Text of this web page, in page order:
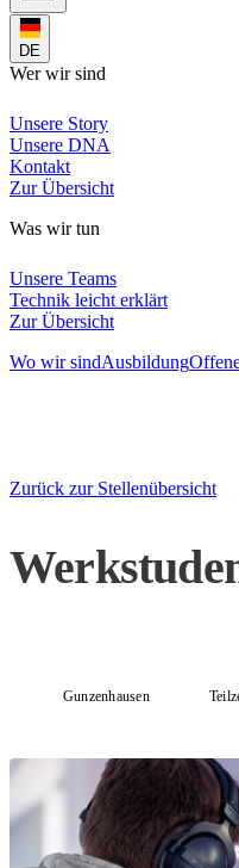
DE
Wer wir sind
Unsere Story
Unsere DNA
Kontakt
Zur Übersicht
Was wir tun
Unsere Teams
Technik leicht erklärt
Zur Übersicht
Wo wir sindAusbildung
Zurück zur Stellenübersicht
Gunzenhausen